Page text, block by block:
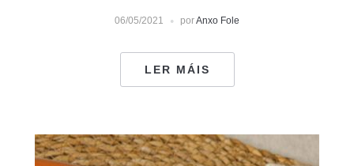
06/05/2021 porAnxo Fole
LER MÁIS